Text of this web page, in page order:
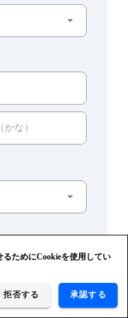
ためにCookieを使用してい
拒否する 承認する